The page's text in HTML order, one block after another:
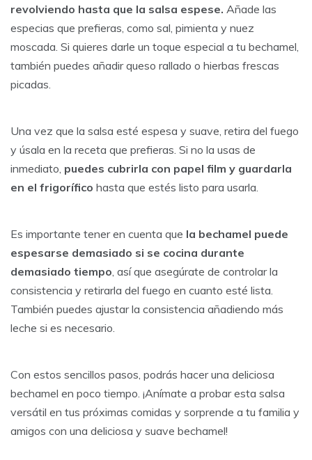
revolviendo hasta que la salsa espese. Añade las
especias que prefieras, como sal, pimienta y nuez
moscada. Si quieres darle un toque especial a tu bechamel,
también puedes añadir queso rallado o hierbas frescas
picadas.
Una vez que la salsa esté espesa y suave, retira del fuego
y úsala en la receta que prefieras. Si no la usas de
inmediato, puedes cubrirla con papel film y guardarla
en el frigorífico hasta que estés listo para usarla.
Es importante tener en cuenta que la bechamel puede
espesarse demasiado si se cocina durante
demasiado tiempo, así que asegúrate de controlar la
consistencia y retirarla del fuego en cuanto esté lista.
También puedes ajustar la consistencia añadiendo más
leche si es necesario.
Con estos sencillos pasos, podrás hacer una deliciosa
bechamel en poco tiempo. ¡Anímate a probar esta salsa
versátil en tus próximas comidas y sorprende a tu familia y
amigos con una deliciosa y suave bechamel!